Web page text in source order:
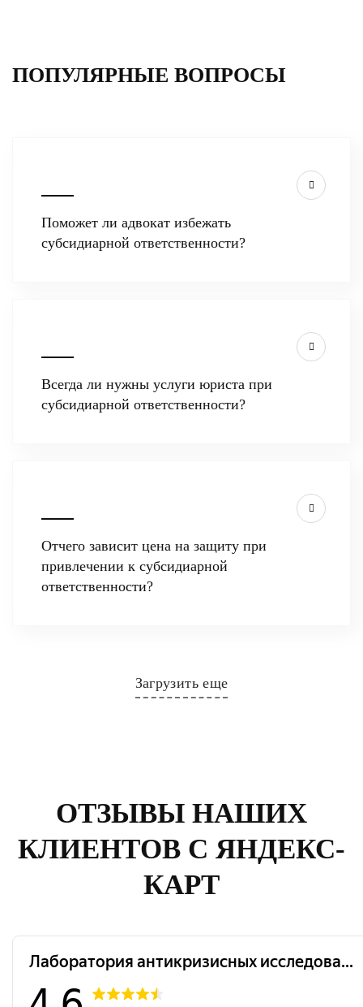
ПОПУЛЯРНЫЕ ВОПРОСЫ
Поможет ли адвокат избежать
субсидиарной ответственности?
Всегда ли нужны услуги юриста при
субсидиарной ответственности?
Отчего зависит цена на защиту при
привлечении к субсидиарной
ответственности?
Загрузить еще
ОТЗЫВЫ НАШИХ
КЛИЕНТОВ С ЯНДЕКС-
КАРТ